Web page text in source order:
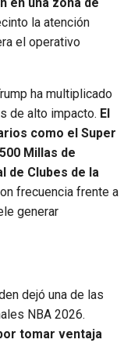
en una zona de
la atención
el operativo
ha multiplicado
de alto impacto. El
como el Super
Millas de
de Clubes de la
frecuencia frente a
generar
dejó una de las
NBA 2026.
tomar ventaja